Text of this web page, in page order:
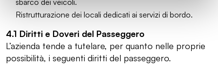
sbarco dei veicoli.
Ristrutturazione dei locali dedicati ai servizi di bordo.
4.1 Diritti e Doveri del Passeggero
L’azienda tende a tutelare, per quanto nelle proprie
possibilità, i seguenti diritti del passeggero.